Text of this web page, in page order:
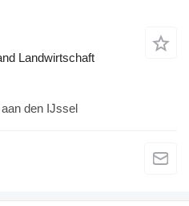
Landwirtschaft
den IJssel